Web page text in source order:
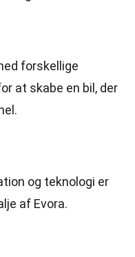
forskellige
at skabe en bil, der
og teknologi er
af Evora.